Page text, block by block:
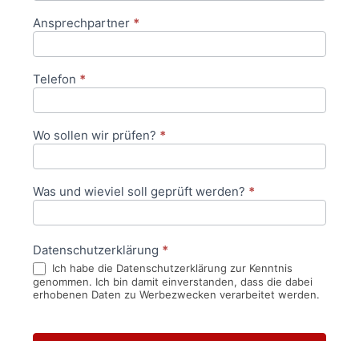
Ansprechpartner *
Telefon *
Wo sollen wir prüfen? *
Was und wieviel soll geprüft werden? *
Datenschutzerklärung *
Ich habe die Datenschutzerklärung zur Kenntnis
genommen. Ich bin damit einverstanden, dass die dabei
erhobenen Daten zu Werbezwecken verarbeitet werden.